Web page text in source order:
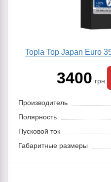
Topla Top Japan Euro
3400 грн.
Производитель
Полярность
Пусковой ток
Габаритные размеры